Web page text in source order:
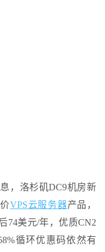
，洛杉矶DC9机房新
VPS云服务器产品，
74美元/年，优质CN2
循环优惠码依然有